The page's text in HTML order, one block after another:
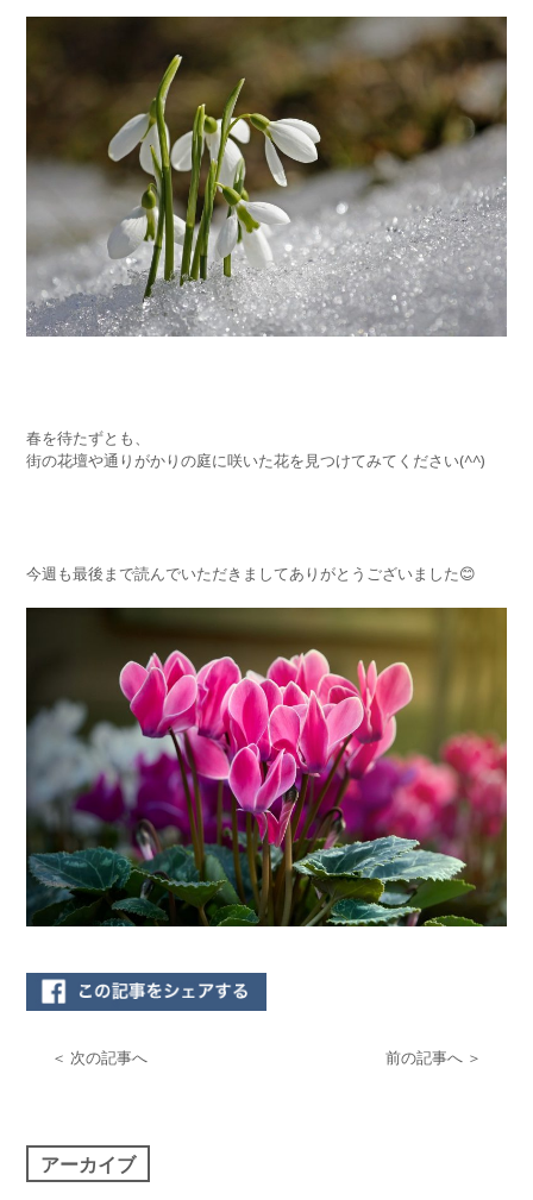
春を待たずとも、
街の花壇や通りがかりの庭に咲いた花を見つけてみてください(^^)
今週も最後まで読んでいただきましてありがとうございました😊
＜ 次の記事へ 前の記事へ ＞
アーカイブ